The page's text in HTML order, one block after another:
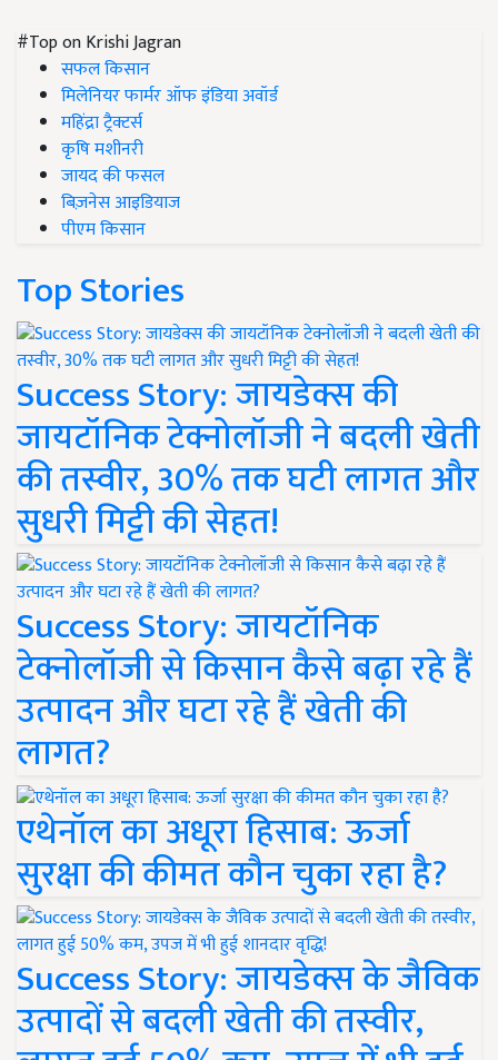
#Top on Krishi Jagran
सफल किसान
मिलेनियर फार्मर ऑफ इंडिया अवॉर्ड
महिंद्रा ट्रैक्टर्स
कृषि मशीनरी
जायद की फसल
बिज़नेस आइडियाज
पीएम किसान
Top Stories
Success Story: जायडेक्स की
जायटॉनिक टेक्नोलॉजी ने बदली खेती
की तस्वीर, 30% तक घटी लागत और
सुधरी मिट्टी की सेहत!
Success Story: जायटॉनिक
टेक्नोलॉजी से किसान कैसे बढ़ा रहे हैं
उत्पादन और घटा रहे हैं खेती की
लागत?
एथेनॉल का अधूरा हिसाब: ऊर्जा
सुरक्षा की कीमत कौन चुका रहा है?
Success Story: जायडेक्स के जैविक
उत्पादों से बदली खेती की तस्वीर,